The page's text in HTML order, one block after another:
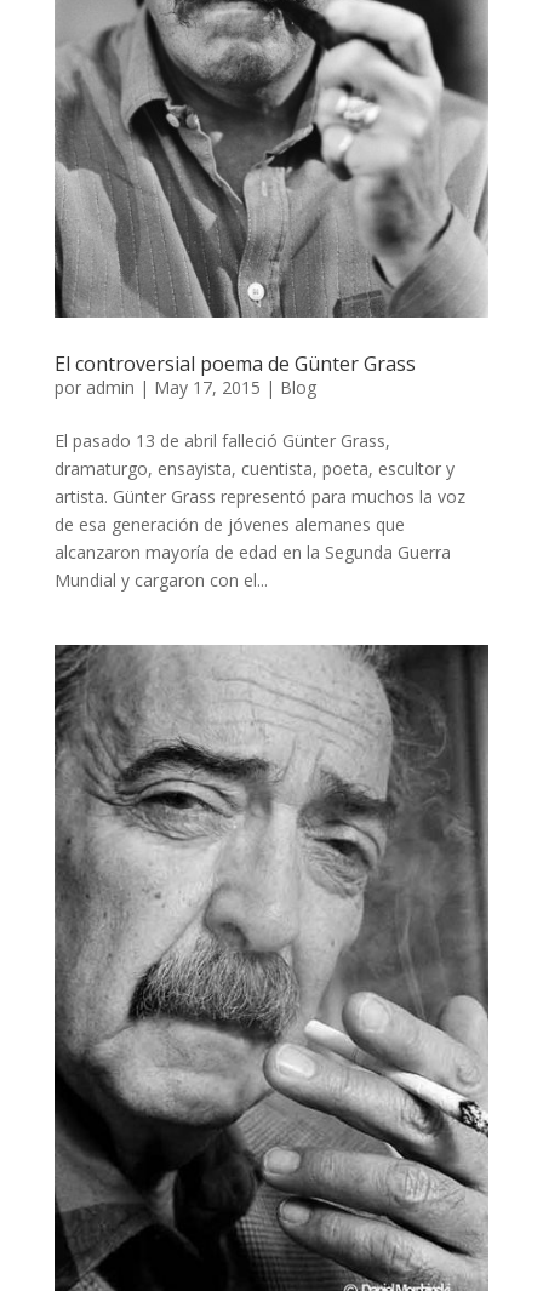
El controversial poema de Günter Grass
por admin | May 17, 2015 | Blog
El pasado 13 de abril falleció Günter Grass,
dramaturgo, ensayista, cuentista, poeta, escultor y
artista. Günter Grass representó para muchos la voz
de esa generación de jóvenes alemanes que
alcanzaron mayoría de edad en la Segunda Guerra
Mundial y cargaron con el...